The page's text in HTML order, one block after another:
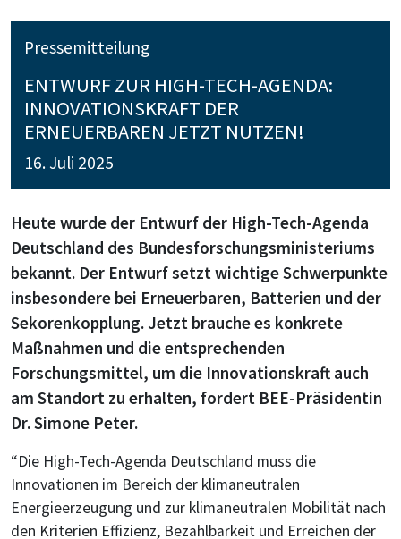
Pressemitteilung
ENTWURF ZUR HIGH-TECH-AGENDA:
INNOVATIONSKRAFT DER
ERNEUERBAREN JETZT NUTZEN!
16. Juli 2025
Heute wurde der Entwurf der High-Tech-Agenda
Deutschland des Bundesforschungsministeriums
bekannt. Der Entwurf setzt wichtige Schwerpunkte
insbesondere bei Erneuerbaren, Batterien und der
Sekorenkopplung. Jetzt brauche es konkrete
Maßnahmen und die entsprechenden
Forschungsmittel, um die Innovationskraft auch
am Standort zu erhalten, fordert BEE-Präsidentin
Dr. Simone Peter.
“Die High-Tech-Agenda Deutschland muss die
Innovationen im Bereich der klimaneutralen
Energieerzeugung und zur klimaneutralen Mobilität nach
den Kriterien Effizienz, Bezahlbarkeit und Erreichen der